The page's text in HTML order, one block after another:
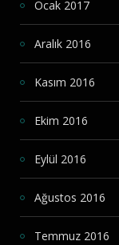
Ocak 2017
Aralık 2016
Kasım 2016
Ekim 2016
Eylül 2016
Ağustos 2016
Temmuz 2016